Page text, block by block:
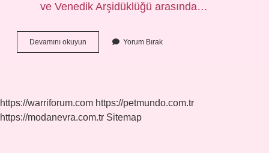
ve Venedik Arşidüklüğü arasında…
Devamını okuyun Antlaşma
Kelimesi
Yorum Bırak
https://warriforum.com https://petmundo.com.tr
https://modanevra.com.tr Sitemap